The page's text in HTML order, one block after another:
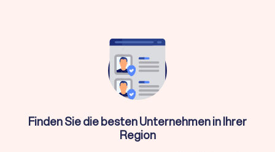
Wann brauche ich überhaupt einen
Sie müssen nicht bei jedem rechtlichen Anliegen sofort einen
Anwalt einschalten. Bei kleineren Fragen hilft oftmals die
Finden Sie die besten Unternehmen in Ihrer
Region